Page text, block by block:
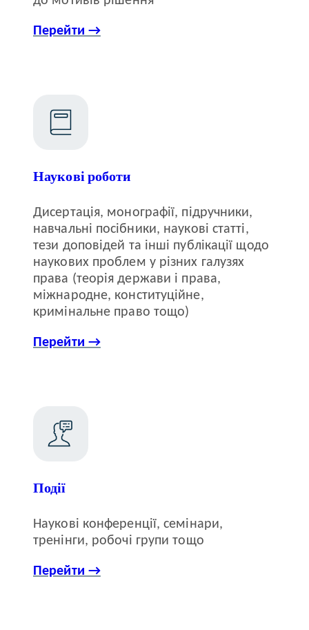
Перейти →
Наукові роботи
Дисертація, монографії, підручники,
навчальні посібники, наукові статті,
тези доповідей та інші публікації щодо
наукових проблем у різних галузях
права (теорія держави і права,
міжнародне, конституційне,
кримінальне право тощо)
Перейти →
Події
Наукові конференції, семінари,
тренінги, робочі групи тощо
Перейти →